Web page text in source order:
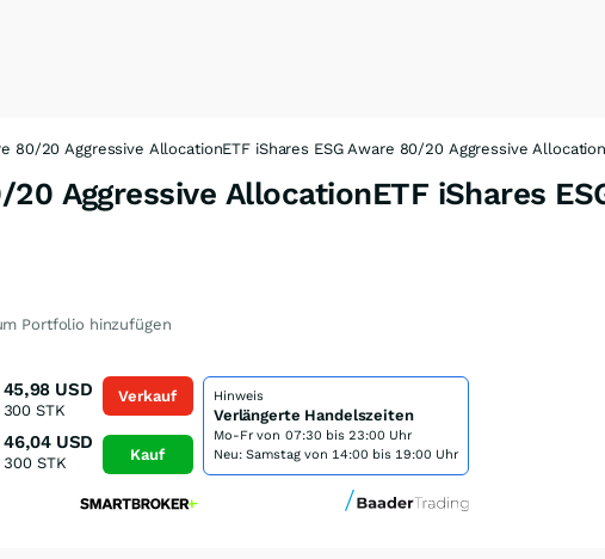
80/20 Aggressive AllocationETF iShares ESG Aware 80/20 Aggressive
20 Aggressive AllocationETF iShares
Portfolio hinzufügen
45,98 USD
300 STK
46,04 USD
300STK
Verkauf
Kauf
Hinweis
Verlängerte Handelszeiten
Mo-Fr von 07:30 bis 23:00 Uhr
Neu: Samstag von 14:00 bis 19:00 Uhr